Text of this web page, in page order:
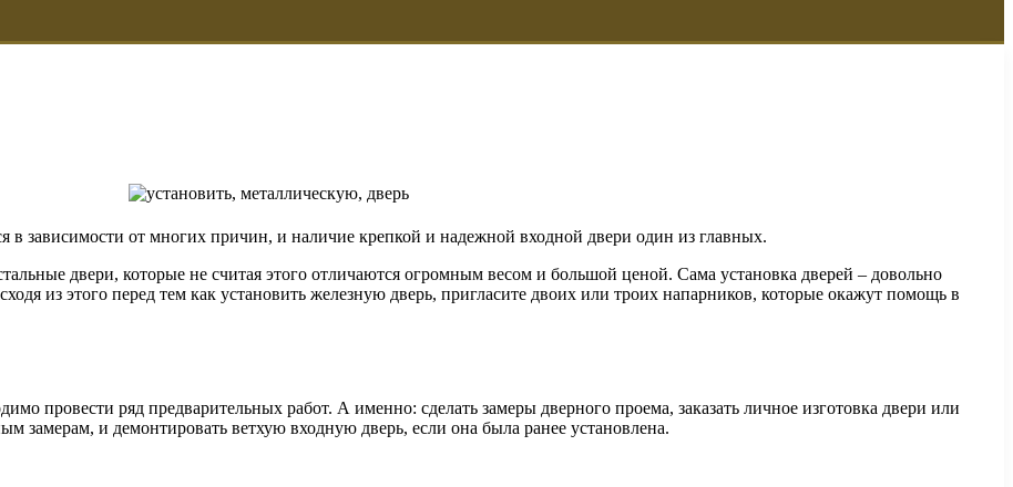
в зависимости от многих причин, и наличие крепкой и надежной входной двери один из главных.
двери, которые не считая этого отличаются огромным весом и большой ценой. Сама установка дверей – довольно
из этого перед тем как установить железную дверь, пригласите двоих или троих напарников, которые окажут помощь в
провести ряд предварительных работ. А именно: сделать замеры дверного проема, заказать личное изготовка двери или
замерам, и демонтировать ветхую входную дверь, если она была ранее установлена.